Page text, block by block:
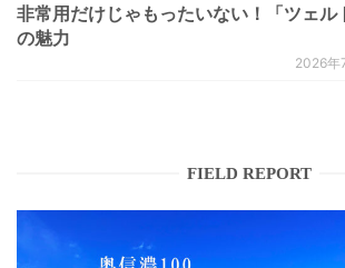
非常用だけじゃもったいない！「ツェル
の魅力
2026年
FIELD REPORT